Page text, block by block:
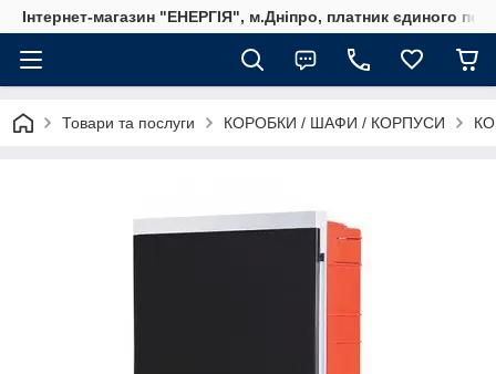
Інтернет-магазин "ЕНЕРГІЯ", м.Дніпро, платник єдиного
Товари та послуги КОРОБКИ / ШАФИ / КОРПУСИ